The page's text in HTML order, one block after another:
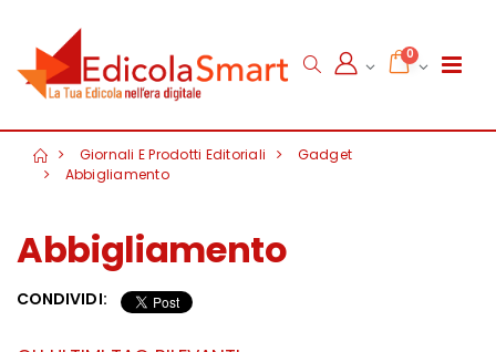
0
Giornali E Prodotti Editoriali
Gadget
Abbigliamento
Abbigliamento
CONDIVIDI: